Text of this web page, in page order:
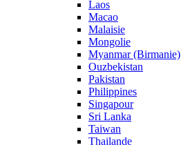
Laos
Macao
Malaisie
Mongolie
Myanmar (Birmanie)
Ouzbekistan
Pakistan
Philippines
Singapour
Sri Lanka
Taiwan
Thailande